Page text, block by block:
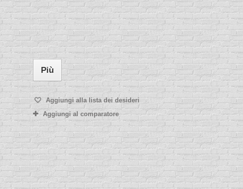
Più
Aggiungi alla lista dei desideri
Aggiungi al comparatore